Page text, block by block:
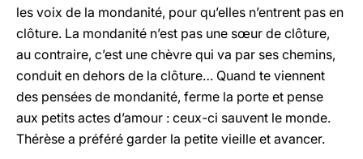
les voix de la mondanité, pour qu’elles n’entrent pas en
clôture. La mondanité n’est pas une sœur de clôture,
au contraire, c’est une chèvre qui va par ses chemins,
conduit en dehors de la clôture… Quand te viennent
des pensées de mondanité, ferme la porte et pense
aux petits actes d’amour : ceux-ci sauvent le monde.
Thérèse a préféré garder la petite vieille et avancer.